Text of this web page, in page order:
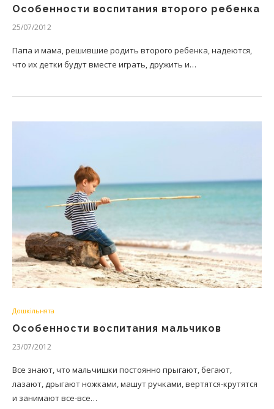
Особенности воспитания второго ребенка
25/07/2012
Папа и мама, решившие родить второго ребенка, надеются,
что их детки будут вместе играть, дружить и…
Дошкільнята
Особенности воспитания мальчиков
23/07/2012
Все знают, что мальчишки постоянно прыгают, бегают,
лазают, дрыгают ножками, машут ручками, вертятся-крутятся
и занимают все-все…